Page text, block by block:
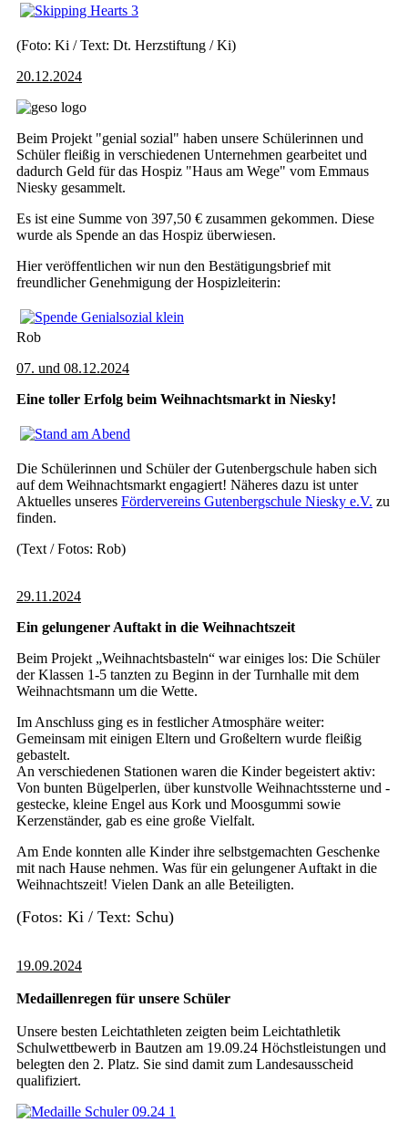
(Foto: Ki / Text: Dt. Herzstiftung / Ki)
20.12.2024
Beim Projekt "genial sozial" haben unsere Schülerinnen und
Schüler fleißig in verschiedenen Unternehmen gearbeitet und
dadurch Geld für das Hospiz "Haus am Wege" vom Emmaus
Niesky gesammelt.
Es ist eine Summe von 397,50 € zusammen gekommen. Diese
wurde als Spende an das Hospiz überwiesen.
Hier veröffentlichen wir nun den Bestätigungsbrief mit
freundlicher Genehmigung der Hospizleiterin:
Rob
07. und 08.12.2024
Eine toller Erfolg beim Weihnachtsmarkt in Niesky!
Die Schülerinnen und Schüler der Gutenbergschule haben sich
auf dem Weihnachtsmarkt engagiert! Näheres dazu ist unter
Aktuelles unseres Fördervereins Gutenbergschule Niesky e.V. zu
finden.
(Text / Fotos: Rob)
29.11.2024
Ein gelungener Auftakt in die Weihnachtszeit
Beim Projekt „Weihnachtsbasteln“ war einiges los: Die Schüler
der Klassen 1-5 tanzten zu Beginn in der Turnhalle mit dem
Weihnachtsmann um die Wette.
Im Anschluss ging es in festlicher Atmosphäre weiter:
Gemeinsam mit einigen Eltern und Großeltern wurde fleißig
gebastelt.
An verschiedenen Stationen waren die Kinder begeistert aktiv:
Von bunten Bügelperlen, über kunstvolle Weihnachtssterne und -
gestecke, kleine Engel aus Kork und Moosgummi sowie
Kerzenständer, gab es eine große Vielfalt.
Am Ende konnten alle Kinder ihre selbstgemachten Geschenke
mit nach Hause nehmen. Was für ein gelungener Auftakt in die
Weihnachtszeit! Vielen Dank an alle Beteiligten.
(Fotos: Ki / Text: Schu)
19.09.2024
Medaillenregen für unsere Schüler
Unsere besten Leichtathleten zeigten beim Leichtathletik
Schulwettbewerb in Bautzen am 19.09.24 Höchstleistungen und
belegten den 2. Platz. Sie sind damit zum Landesausscheid
qualifiziert.